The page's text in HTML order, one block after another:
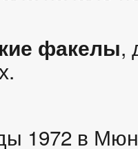
факелы,
1972 в